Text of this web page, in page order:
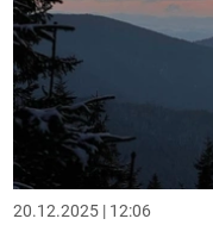
20.12.2025 | 12:06